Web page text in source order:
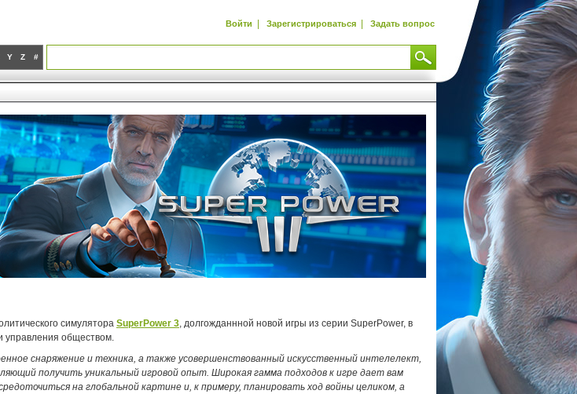
Войти | Зарегистрироваться | Задать вопрос
Y Z #
симулятора SuperPower 3, долгожданнной новой игры из серии SuperPower, в
управления обществом.
снаряжение и техника, а также усовершенствованный искусственный интелелект,
получить уникальный игровой опыт. Широкая гамма подходов к игре дает вам
на глобальной картине и, к примеру, планировать ход войны целиком, а